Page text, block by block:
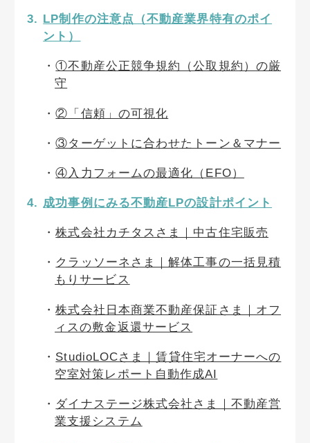
LP制作の注意点（不動産業界特有のポイ
ント）
①不動産公正競争規約（公取規約）の厳
守
②「信頼」の可視化
③ターゲットに合わせたトーン＆マナー
④入力フォームの最適化（EFO）
成功事例にみる不動産LPの設計ポイント
株式会社カチタスさま｜中古住宅販売
クラッソーネさま｜解体工事の一括見積
もりサービス
株式会社日本商業不動産保証さま｜オフ
ィスの敷金返還サービス
StudioLOCさま｜賃貸住宅オーナーへの
空室対策レポート自動作成AI
ダイナステージ株式会社さま｜不動産営
業支援システム